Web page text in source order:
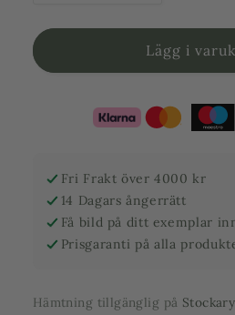
för
ullöss
Spray
&amp;
på
olivträd
för
ullöss
Spray
mot
&amp;
på
olivträd
Lägg i
Fri Frakt över 4000 kr
14 Dagars ångerrätt
Få bild på ditt exemplar
Prisgaranti på alla
Hämtning tillgänglig på